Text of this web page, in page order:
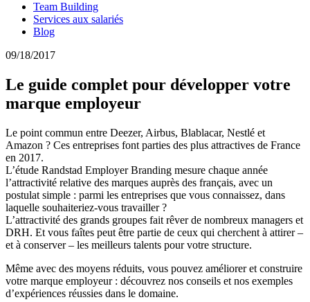
Team Building
Services aux salariés
Blog
09/18/2017
Le guide complet pour développer votre
marque employeur
Le point commun entre Deezer, Airbus, Blablacar, Nestlé et
Amazon ? Ces entreprises font parties des plus attractives de France
en 2017.
L’étude Randstad Employer Branding mesure chaque année
l’attractivité relative des marques auprès des français, avec un
postulat simple : parmi les entreprises que vous connaissez, dans
laquelle souhaiteriez-vous travailler ?
L’attractivité des grands groupes fait rêver de nombreux managers et
DRH. Et vous faîtes peut être partie de ceux qui cherchent à attirer –
et à conserver – les meilleurs talents pour votre structure.
Même avec des moyens réduits, vous pouvez améliorer et construire
votre marque employeur : découvrez nos conseils et nos exemples
d’expériences réussies dans le domaine.